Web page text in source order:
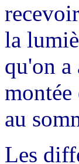
la
qu'on
montée
au
Les